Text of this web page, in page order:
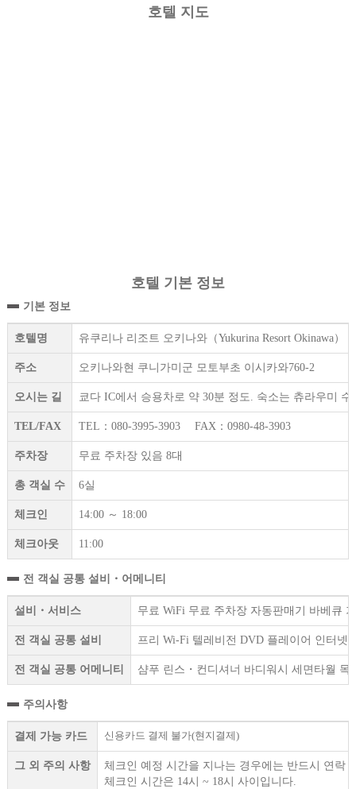
호텔 지도
호텔 기본 정보
기본 정보
호텔명 유쿠리나 리조트 오키나와（Yukurina Resort Okinawa）
주소 오키나와현 쿠니가미군 모토부초 이시카와760-2
오시는 길 쿄다 IC에서 승용차로 약 30분 정도. 숙소는 츄라우미
TEL/FAX TEL：080-3995-3903 FAX：0980-48-3903
주차장 무료 주차장 있음 8대
총 객실 수 6실
체크인 14:00 ～ 18:00
체크아웃 11:00
전 객실 공통 설비・어메니티
설비・서비스 무료 WiFi 무료 주차장 자동판매기 바베큐
전 객실 공통 설비 프리 Wi-Fi 텔레비전 DVD 플레이어 인터넷
전 객실 공통 어메니티 샴푸 린스・컨디셔너 바디워시 세면타월
주의사항
결제 가능 카드 신용카드 결제 불가(현지결제)
그 외 주의 사항
체크인 예정 시간을 지나는 경우에는 반드시 연락
체크인 시간은 14시 ~ 18시 사이입니다.